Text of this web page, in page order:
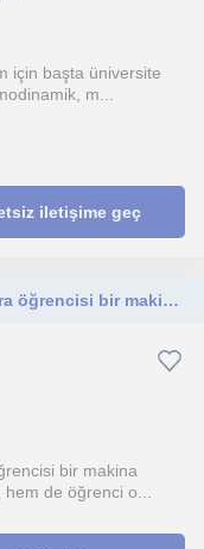
için başta üniversite
m...
iletişime geç
Akademisyenlik tecrübesi olan, doktora öğrencisi bir makina mühendisi
bir makina
de öğrenci o...